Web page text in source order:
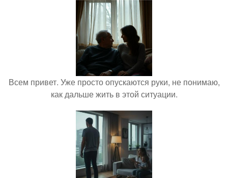
Всем привет. Уже просто опускаются руки, не понимаю,
как дальше жить в этой ситуации.